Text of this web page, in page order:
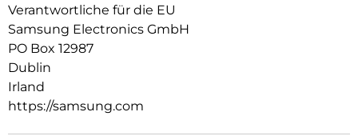
Verantwortliche für die EU
Samsung Electronics GmbH
PO Box 12987
Dublin
Irland
https://samsung.com